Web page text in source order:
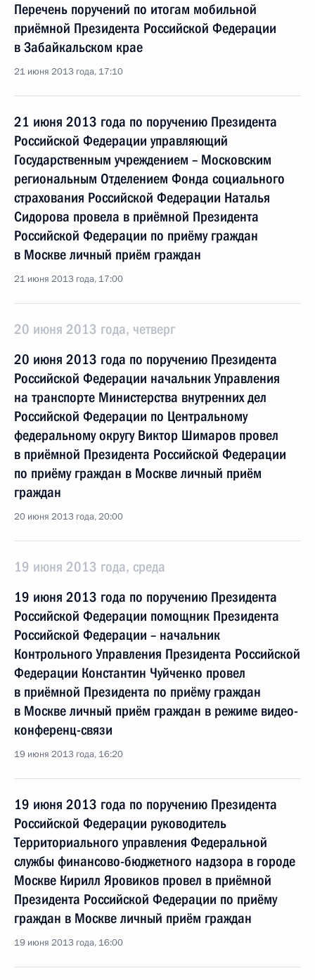
Перечень поручений по итогам мобильной
приёмной Президента Российской Федерации
в Забайкальском крае
21 июня 2013 года, 17:10
21 июня 2013 года по поручению Президента
Российской Федерации управляющий
Государственным учреждением – Московским
региональным Отделением Фонда социального
страхования Российской Федерации Наталья
Сидорова провела в приёмной Президента
Российской Федерации по приёму граждан
в Москве личный приём граждан
21 июня 2013 года, 17:00
20 июня 2013 года, четверг
20 июня 2013 года по поручению Президента
Российской Федерации начальник Управления
на транспорте Министерства внутренних дел
Российской Федерации по Центральному
федеральному округу Виктор Шимаров провел
в приёмной Президента Российской Федерации
по приёму граждан в Москве личный приём
граждан
20 июня 2013 года, 20:00
19 июня 2013 года, среда
19 июня 2013 года по поручению Президента
Российской Федерации помощник Президента
Российской Федерации – начальник
Контрольного Управления Президента Российской
Федерации Константин Чуйченко провел
в приёмной Президента по приёму граждан
в Москве личный приём граждан в режиме видео-
конференц-связи
19 июня 2013 года, 16:20
19 июня 2013 года по поручению Президента
Российской Федерации руководитель
Территориального управления Федеральной
службы финансово-бюджетного надзора в городе
Москве Кирилл Яровиков провел в приёмной
Президента Российской Федерации по приёму
граждан в Москве личный приём граждан
19 июня 2013 года, 16:00